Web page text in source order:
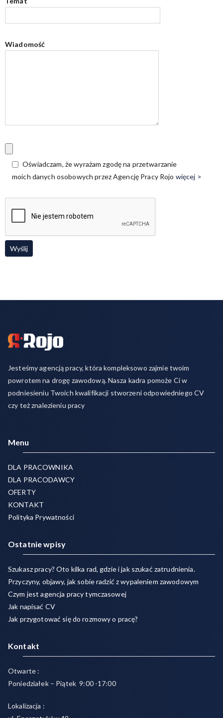
Wiadomość
Oświadczam, że wyrażam zgodę na przetwarzanie
moich danych osobowych przez Agencję Pracy Rojo więcej >
Jesteśmy agencją pracy, która kompleksowo zajmie twoim
powrotem na drogę zawodową. Nasza kadra pomoże Ci w
podniesieniu Twoich kwalifikacji stworzeni odpowiedniego CV
czy też znalezieniu pracy
Menu
DLA PRACOWNIKA
DLA PRACODAWCY
OFERTY
KONTAKT
Polityka Prywatności
Ostatnie wpisy
Szukasz pracy? Oto kilka rad, gdzie i jak szukać zatrudnienia.
Przyczyny, objawy, jak sobie radzić z wypaleniem zawodowym
Czym jest agencja pracy tymczasowej
Jak napisać CV
Jak przygotować się do rozmowy o pracę?
Kontakt
Otwarte :
Poniedziałek – Piątek 9:00 -17:00
Lokalizacja :